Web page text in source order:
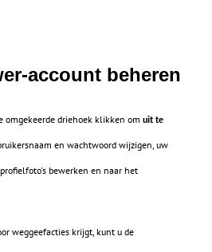
account beheren
omgekeerde driehoek klikken om uit te
en wachtwoord wijzigen, uw
bewerken en naar het
weggeefacties krijgt, kunt u de